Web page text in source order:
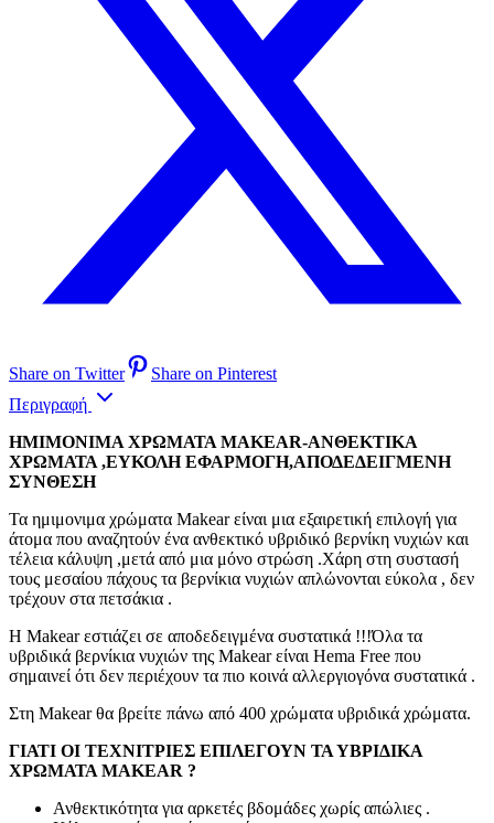
Share on Twitter
Share on Pinterest
Περιγραφή
ΗΜΙΜΟΝΙΜΑ ΧΡΩΜΑΤΑ MAKEAR-ΑΝΘΕΚΤΙΚΑ
ΧΡΩΜΑΤΑ ,ΕΥΚΟΛΗ ΕΦΑΡΜΟΓΗ,ΑΠΟΔΕΔΕΙΓΜΕΝΗ
ΣΥΝΘΕΣΗ
Τα ημιμονιμα χρώματα Makear είναι μια εξαιρετική επιλογή για
άτομα που αναζητούν ένα ανθεκτικό υβριδικό βερνίκη νυχιών και
τέλεια κάλυψη ,μετά από μια μόνο στρώση .Χάρη στη συστασή
τους μεσαίου πάχους τα βερνίκια νυχιών απλώνονται εύκολα , δεν
τρέχουν στα πετσάκια .
Η Makear εστιάζει σε αποδεδειγμένα συστατικά !!!Όλα τα
υβριδικά βερνίκια νυχιών της Makear είναι Hema Free που
σημαινεί ότι δεν περιέχουν τα πιο κοινά αλλεργιογόνα συστατικά .
Στη Makear θα βρείτε πάνω από 400 χρώματα υβριδικά χρώματα.
ΓΙΑΤΙ ΟΙ ΤΕΧΝΙΤΡΙΕΣ ΕΠΙΛΕΓΟΥΝ ΤΑ ΥΒΡΙΔΙΚΑ
ΧΡΩΜΑΤΑ MAKEAR ?
Ανθεκτικότητα για αρκετές βδομάδες χωρίς απώλιες .